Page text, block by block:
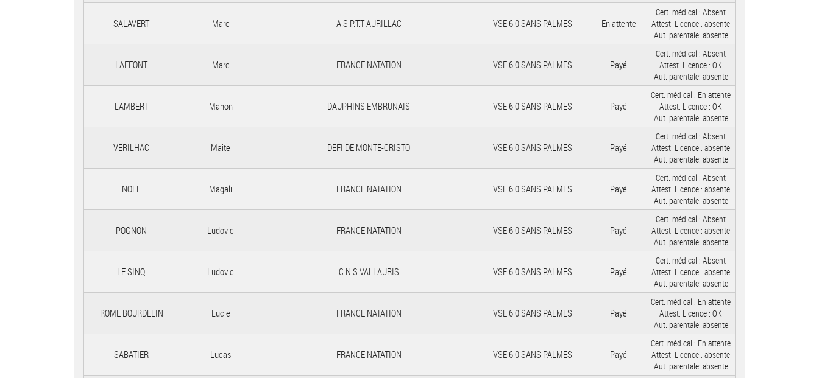
SALAVERT Marc A.S.P.T.T AURILLAC VSE 6.0 SANS PALMES En attente
Cert. médical : Absent
Attest. Licence : absente
Aut. parentale: absente
LAFFONT Marc FRANCE NATATION VSE 6.0 SANS PALMES Payé
Cert. médical : Absent
Attest. Licence : OK
Aut. parentale: absente
LAMBERT Manon DAUPHINS EMBRUNAIS VSE 6.0 SANS PALMES Payé
Cert. médical : En attente
Attest. Licence : OK
Aut. parentale: absente
VERILHAC Maite DEFI DE MONTE-CRISTO VSE 6.0 SANS PALMES Payé
Cert. médical : Absent
Attest. Licence : absente
Aut. parentale: absente
NOEL Magali FRANCE NATATION VSE 6.0 SANS PALMES Payé
Cert. médical : Absent
Attest. Licence : absente
Aut. parentale: absente
POGNON Ludovic FRANCE NATATION VSE 6.0 SANS PALMES Payé
Cert. médical : Absent
Attest. Licence : absente
Aut. parentale: absente
LE SINQ Ludovic C N S VALLAURIS VSE 6.0 SANS PALMES Payé
Cert. médical : Absent
Attest. Licence : absente
Aut. parentale: absente
ROME BOURDELIN Lucie FRANCE NATATION VSE 6.0 SANS PALMES Payé
Cert. médical : En attente
Attest. Licence : OK
Aut. parentale: absente
SABATIER Lucas FRANCE NATATION VSE 6.0 SANS PALMES Payé
Cert. médical : En attente
Attest. Licence : absente
Aut. parentale: absente